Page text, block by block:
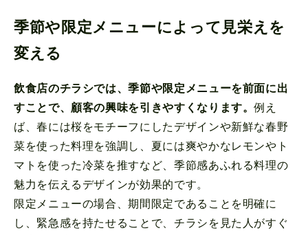
季節や限定メニューによって見栄えを
変える
飲食店のチラシでは、季節や限定メニューを前面に出
すことで、顧客の興味を引きやすくなります。例え
ば、春には桜をモチーフにしたデザインや新鮮な春野
菜を使った料理を強調し、夏には爽やかなレモンやト
マトを使った冷菜を推すなど、季節感あふれる料理の
魅力を伝えるデザインが効果的です。
限定メニューの場合、期間限定であることを明確に
し、緊急感を持たせることで、チラシを見た人がすぐ